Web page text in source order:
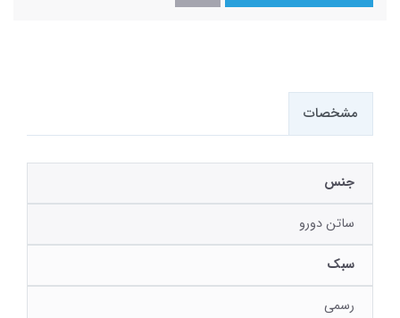
مشخصات
جنس
ساتن دورو
سبک
رسمی